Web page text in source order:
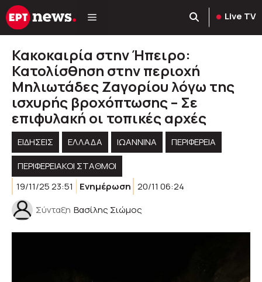
Μετάβαση
σε
Live TV
Κακοκαιρία στην Ήπειρο:
Κατολίσθηση στην περιοχή
Μηλιωτάδες Ζαγορίου λόγω της
ισχυρής βροχόπτωσης – Σε
επιφυλακή οι τοπικές αρχές
ΕΙΔΗΣΕΙΣ ΕΛΛΑΔΑ ΙΩΑΝΝΙΝΑ
ΠΕΡΙΦΈΡΕΙΑ
ΠΕΡΙΦΕΡΕΙΑΚΟΊ ΣΤΑΘΜΟΊ
19/11/25 23:51
Ενημέρωση 20/11 06:24
Σύνταξη Βασίλης Σιώμος